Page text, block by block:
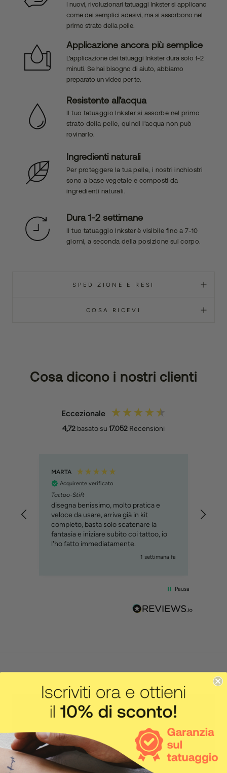
I nuovi, rivoluzionari tatuaggi Inkster si applicano
come dei semplici adesivi, ma si assorbono nel
primo strato della pelle.
Applicazione ancora più semplice
L'applicazione dei tatuaggi Inkster dura solo 1-2
minuti. Se hai bisogno di aiuto, abbiamo
preparato un video per te.
Resistente all'acqua
Il tuo tatuaggio Inkster si assorbe nel primo
strato della pelle, quindi l'acqua non può
rovinarlo.
Ingredienti naturali
Per proteggere la tua pelle, i nostri inchiostri
sono a base vegetale e composti da
ingredienti naturali.
Dura 1-2 settimane
Il tuo tatuaggio Inkster è visibile fino a 7-10
giorni, a seconda della posizione sul corpo.
SPEDIZIONE E RESI
COSA RICEVI
Cosa dicono i nostri clienti
Eccezionale
4,72 basato su 17.052 Recensioni
MARTA
Acquirente verificato
Tattoo-Stift
disegna benissimo, molto pratica e
veloce da usare, arriva già in kit
completo, basta solo scatenare la
fantasia e iniziare subito coi tattoo, io
l'ho fatto immediatamente.
1 settimana fa
Pausa